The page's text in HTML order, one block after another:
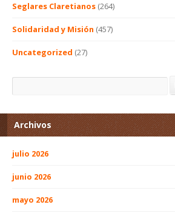
Seglares Claretianos (264)
Solidaridad y Misión (457)
Uncategorized (27)
Buscar
Archivos
julio 2026
junio 2026
mayo 2026